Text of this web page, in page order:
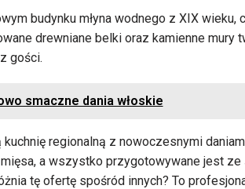
budynku młyna wodnego z XIX wieku,
drewniane belki oraz kamienne mury
gości.
smaczne dania włoskie
kuchnię regionalną z nowoczesnymi
a wszystko przygotowywane jest ze
tę ofertę spośród innych? To